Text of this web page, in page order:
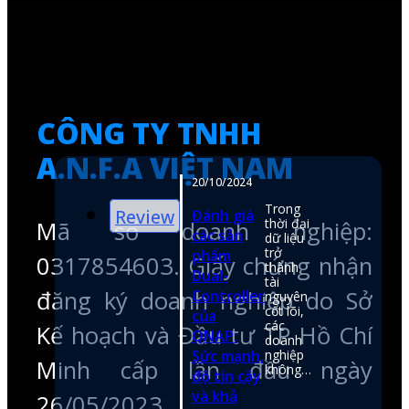
đăng ký doanh nghiệp do Sở
Kế hoạch và Đầu tư TP Hồ Chí
Minh cấp lần đầu ngày
26/05/2023
hotline
0974050107
email